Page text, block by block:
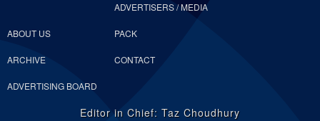
ABOUT US
ADVERTISERS / MEDIA
PACK
ARCHIVE CONTACT
ADVERTISING BOARD
Editor in Chief: Taz Choudhury